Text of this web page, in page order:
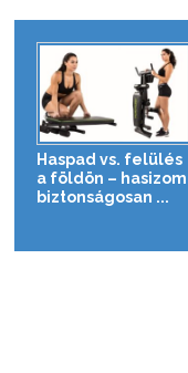
Haspad vs. felülés
a földön – hasizom
biztonságosan ...